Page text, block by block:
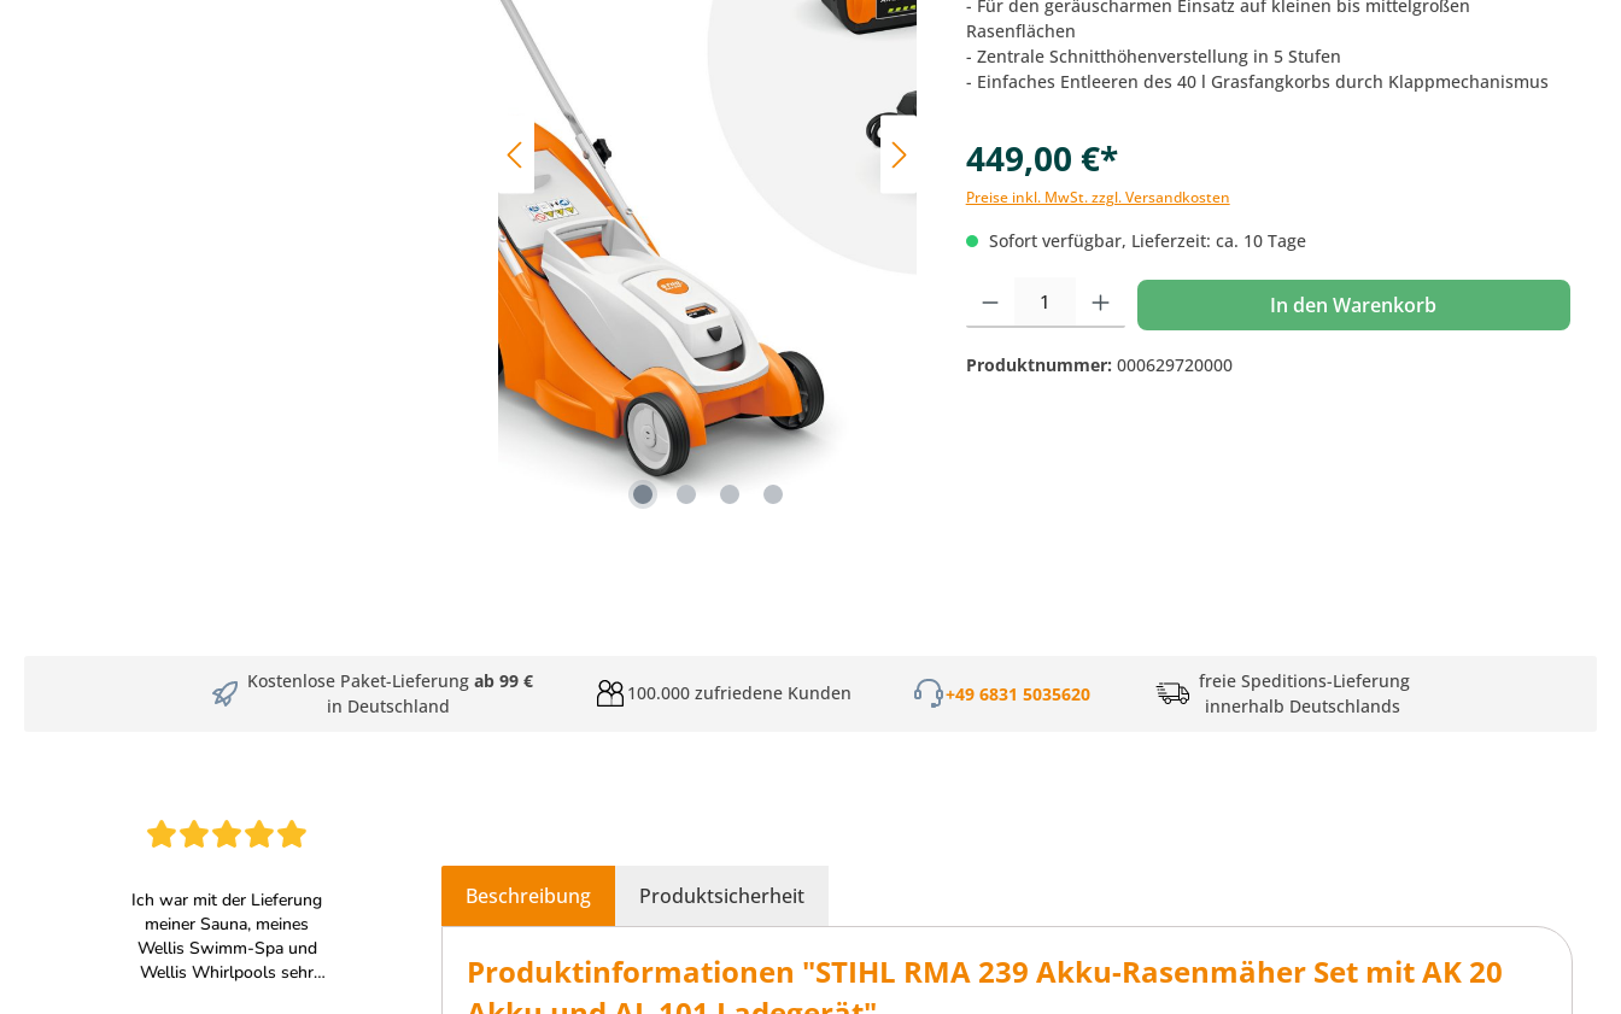
- Für den geräuscharmen Einsatz auf kleinen bis mittelgroßen
Rasenflächen
- Zentrale Schnitthöhenverstellung in 5 Stufen
- Einfaches Entleeren des 40 l Grasfangkorbs durch Klappmechanismus
449,00 €*
Preise inkl. MwSt. zzgl. Versandkosten
Sofort verfügbar, Lieferzeit: ca. 10 Tage
Produkt Anzahl: Gib den gewünschten Wert ein oder benutze die Schaltflächen um die
In den Warenkorb
Produktnummer: 000629720000
Kostenlose Paket-Lieferung ab 99 €
in Deutschland
100.000 zufriedene Kunden +49 6831 5035620
freie Speditions-Lieferung
innerhalb Deutschlands
Beschreibung Produktsicherheit
Produktinformationen "STIHL RMA 239 Akku-Rasenmäher Set mit AK 20